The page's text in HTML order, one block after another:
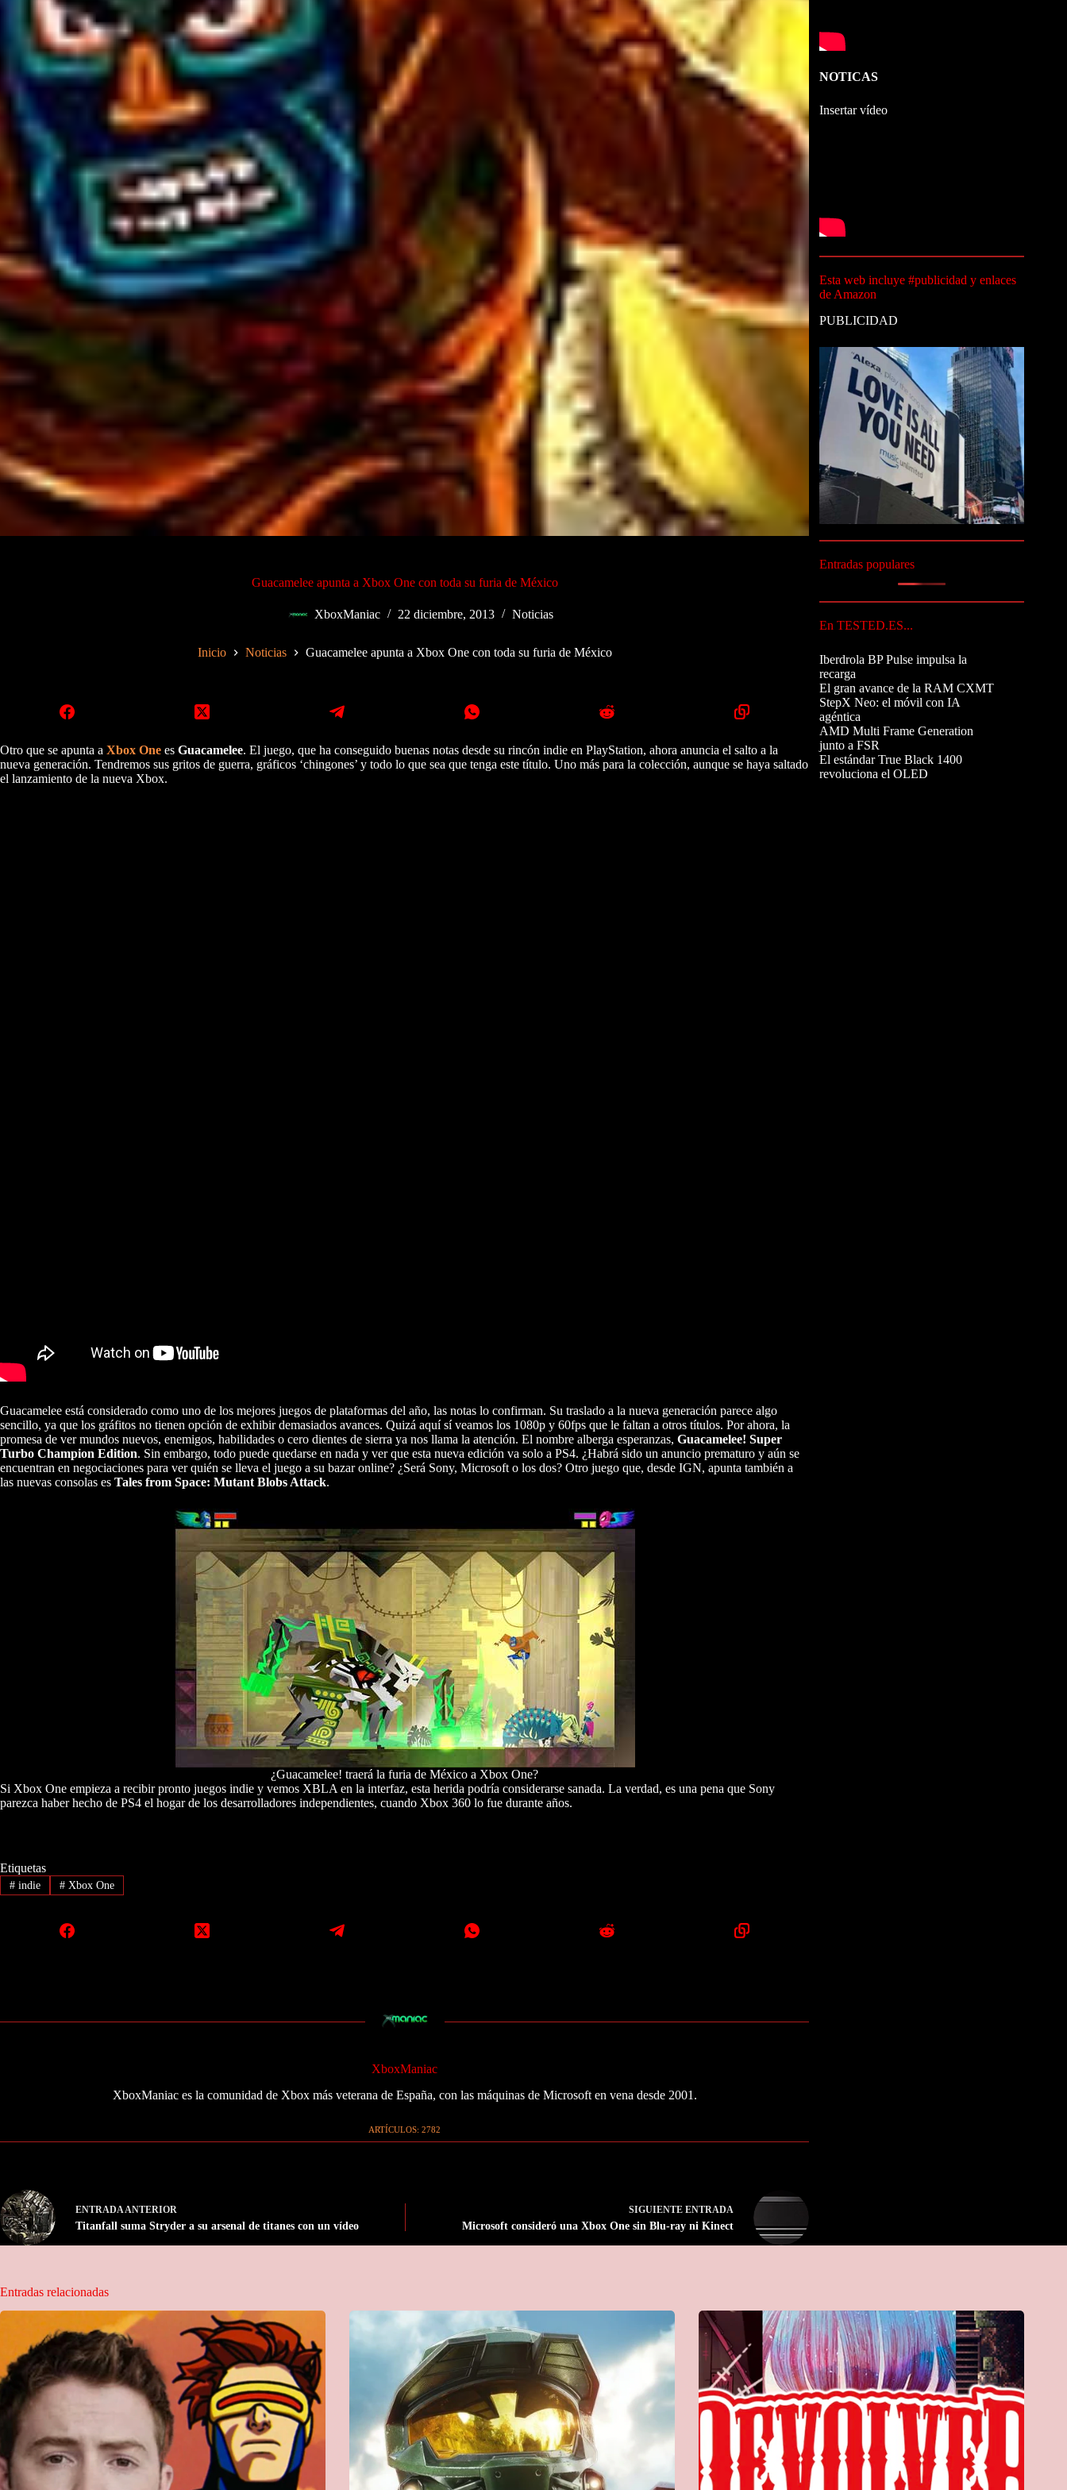
Guacamelee apunta a Xbox One con toda su furia de México
XboxManiac 22 diciembre, 2013 Noticias
Inicio Noticias Guacamelee apunta a Xbox One con toda su furia de México
Otro que se apunta a Xbox One es Guacamelee. El juego, que ha conseguido buenas notas desde su rincón indie en PlayStation, ahora anuncia el salto a la
nueva generación. Tendremos sus gritos de guerra, gráficos ‘chingones’ y todo lo que sea que tenga este título. Uno más para la colección, aunque se haya saltado
el lanzamiento de la nueva Xbox.
Guacamelee está considerado como uno de los mejores juegos de plataformas del año, las notas lo confirman. Su traslado a la nueva generación parece algo
sencillo, ya que los gráfitos no tienen opción de exhibir demasiados avances. Quizá aquí sí veamos los 1080p y 60fps que le faltan a otros títulos. Por ahora, la
promesa de ver mundos nuevos, enemigos, habilidades o cero dientes de sierra ya nos llama la atención. El nombre alberga esperanzas, Guacamelee! Super
Turbo Champion Edition. Sin embargo, todo puede quedarse en nada y ver que esta nueva edición va solo a PS4. ¿Habrá sido un anuncio prematuro y aún se
encuentran en negociaciones para ver quién se lleva el juego a su bazar online? ¿Será Sony, Microsoft o los dos? Otro juego que, desde IGN, apunta también a
las nuevas consolas es Tales from Space: Mutant Blobs Attack.
¿Guacamelee! traerá la furia de México a Xbox One?
Si Xbox One empieza a recibir pronto juegos indie y vemos XBLA en la interfaz, esta herida podría considerarse sanada. La verdad, es una pena que Sony
parezca haber hecho de PS4 el hogar de los desarrolladores independientes, cuando Xbox 360 lo fue durante años.
Etiquetas
#indie #Xbox One
XboxManiac
XboxManiac es la comunidad de Xbox más veterana de España, con las máquinas de Microsoft en vena desde 2001.
ARTÍCULOS: 2782
ENTRADAANTERIOR
Titanfall suma Stryder a su arsenal de titanes con un vídeo
SIGUIENTEENTRADA
Microsoft consideró una Xbox One sin Blu-ray ni Kinect
NOTICAS
Insertar vídeo
Esta web incluye #publicidad y enlaces
de Amazon
PUBLICIDAD
Entradas populares
En TESTED.ES...
Iberdrola BP Pulse impulsa la
recarga
El gran avance de la RAM CXMT
StepX Neo: el móvil con IA
agéntica
AMD Multi Frame Generation
junto a FSR
El estándar True Black 1400
revoluciona el OLED
Entradas relacionadas